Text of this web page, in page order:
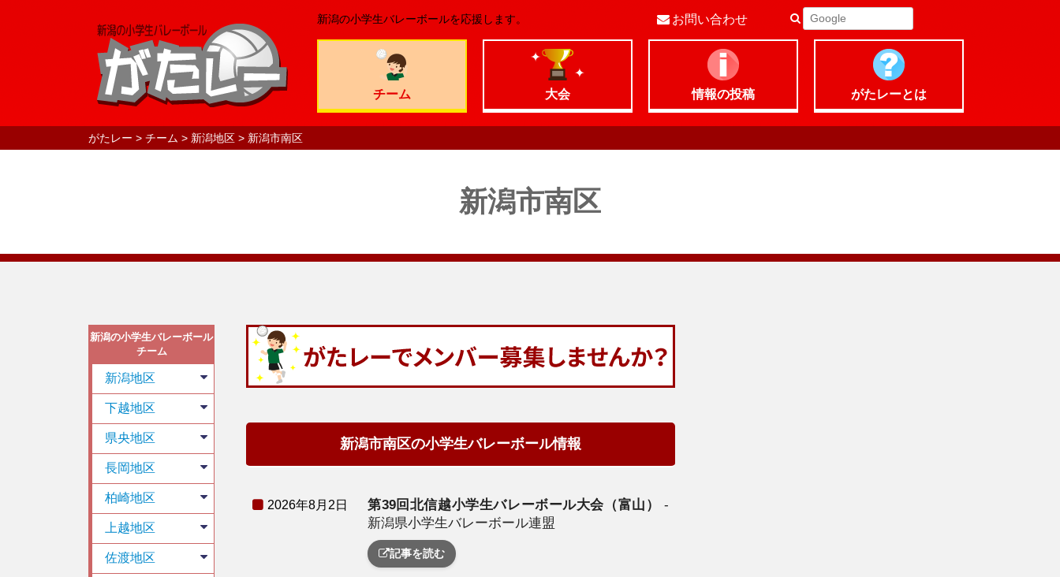
新潟の小学生バレーボールを応援します。
コ
お問い合わせ
チーム 大会 情報の投稿 がたレーとは
がたレー > チーム > 新潟地区 > 新潟市南区
新潟市南区
新潟の小学生バレーボール
チーム
新潟地区
下越地区
県央地区
長岡地区
柏崎地区
上越地区
佐渡地区
新潟市南区の小学生バレーボール情報
2026年8月2日 第39回北信越小学生バレーボール大会（富山） -
新潟県小学生バレーボール連盟
記事を読む